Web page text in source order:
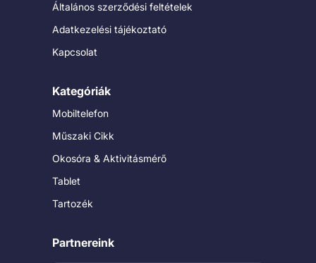
Általános szerződési feltételek
Adatkezelési tájékoztató
Kapcsolat
Kategóriák
Mobiltelefon
Műszaki Cikk
Okosóra & Aktivitásmérő
Tablet
Tartozék
Partnereink